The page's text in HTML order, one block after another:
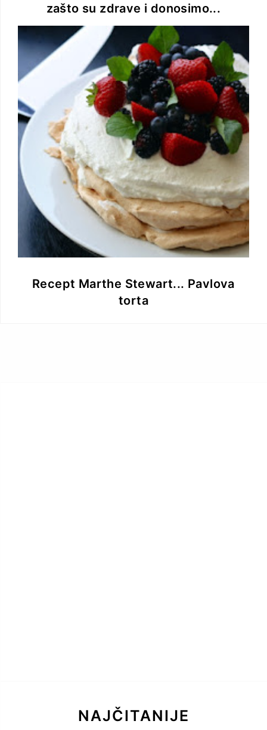
zašto su zdrave i donosimo...
Recept Marthe Stewart... Pavlova
torta
NAJČITANIJE